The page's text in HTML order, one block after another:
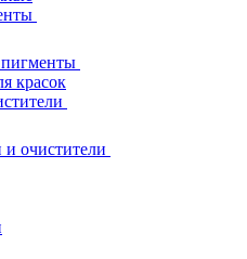
красок
и очистители